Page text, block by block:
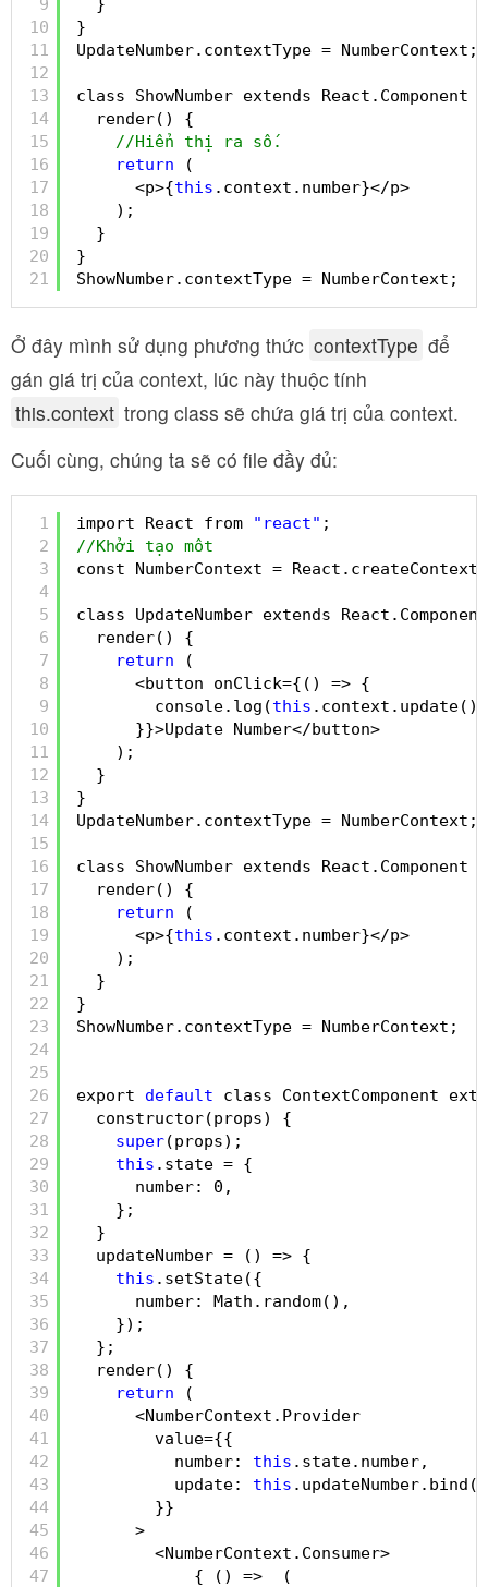
9
10
11
12
13
14
15
16
17
18
19
20
21
}
}
UpdateNumber.contextType = NumberContext;
class ShowNumber extends React.Component {
render() {
//Hiển thị ra số.
return
(
<p>{this .context.number}</p>
);
}
}
ShowNumber.contextType = NumberContext;
Ở đây mình sử dụng phương thức contextType để
gán giá trị của context, lúc này thuộc tính
this.context trong class sẽ chứa giá trị của context.
Cuối cùng, chúng ta sẽ có file đầy đủ:
1
2
3
4
5
6
7
8
9
10
11
12
13
14
15
16
17
18
19
20
21
22
23
24
25
26
27
28
29
30
31
32
33
34
35
36
37
38
39
40
41
42
43
44
45
46
47
import React from "react" ;
//Khởi tạo môt
const NumberContext =
class UpdateNumber extends
render() {
return
(
<button onClick={() => {
console.log(this .context.update())
}}>Update Number</button>
);
}
}
UpdateNumber.contextType = NumberContext;
class ShowNumber extends React.Component {
render() {
return
(
<p>{this .context.number}</p>
);
}
}
ShowNumber.contextType = NumberContext;
export default
class ContextComponent
constructor(props) {
super(props);
this .state = {
number: 0,
};
}
updateNumber = () => {
this .setState({
number: Math.random(),
});
};
render() {
return
(
<NumberContext.Provider
value={{
number: this .state.number,
update: this .updateNumber.bind(
}}
>
<NumberContext.Consumer>
{ () =>  (